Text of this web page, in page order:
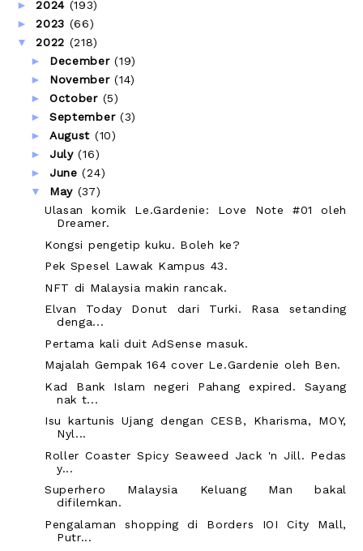
►2024 (193)
►2023 (66)
▼2022 (218)
► December(19)
► November(14)
► October (5)
► September (3)
► August (10)
► July(16)
► June(24)
▼ May (37)
Ulasan komik Le.Gardenie: Love Note #01 oleh
Dreamer.
Kongsi pengetip kuku. Boleh ke?
Pek Spesel Lawak Kampus 43.
NFT di Malaysia makin rancak.
Elvan Today Donut dari Turki. Rasa setanding
denga...
Pertama kali duit AdSense masuk.
Majalah Gempak 164 cover Le.Gardenie oleh Ben.
Kad Bank Islam negeri Pahang expired. Sayang
nak t...
Isu kartunis Ujang dengan CESB, Kharisma, MOY,
Nyl...
Roller Coaster Spicy Seaweed Jack 'n Jill. Pedas
y...
Superhero Malaysia Keluang Man bakal
difilemkan.
Pengalaman shopping di Borders IOI City Mall,
Putr...